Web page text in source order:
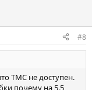
#8
TMC не доступен.
почему на 5.5